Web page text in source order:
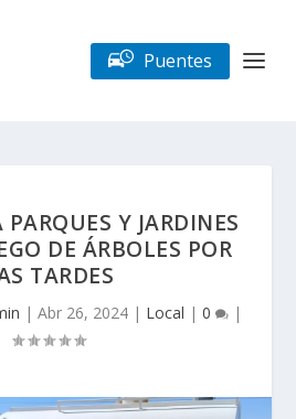
Puentes
Y JARDINES
DE ÁRBOLES POR
TARDES
| Abr 26, 2024 | Local | 0 |